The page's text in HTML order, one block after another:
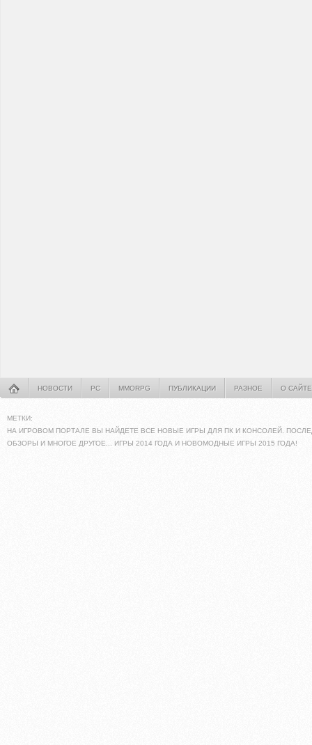
НОВОСТИ PC MMORPG ПУБЛИКАЦИИ РАЗНОЕ О САЙТЕ
МЕТКИ:
НА ИГРОВОМ ПОРТАЛЕ ВЫ НАЙДЕТЕ ВСЕ НОВЫЕ ИГРЫ ДЛЯ ПК И КОНСОЛЕЙ.
ОБЗОРЫ И МНОГОЕ ДРУГОЕ... ИГРЫ 2014 ГОДА И НОВОМОДНЫЕ ИГРЫ 2015 ГОДА!